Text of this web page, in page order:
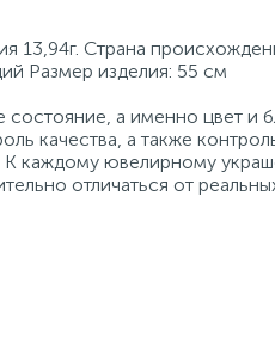
13,94г. Страна
Размер изделия: 55 см
а именно цвет и
качества, а также
каждому ювелирному
отличаться от